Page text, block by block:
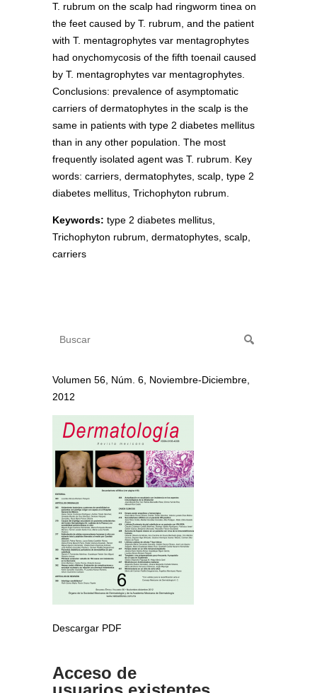
T. rubrum on the scalp had ringworm tinea on
the feet caused by T. rubrum, and the patient
with T. mentagrophytes var mentagrophytes
had onychomycosis of the fifth toenail caused
by T. mentagrophytes var mentagrophytes.
Conclusions: prevalence of asymptomatic
carriers of dermatophytes in the scalp is the
same in patients with type 2 diabetes mellitus
than in any other population. The most
frequently isolated agent was T. rubrum. Key
words: carriers, dermatophytes, scalp, type 2
diabetes mellitus, Trichophyton rubrum.
Keywords: type 2 diabetes mellitus,
Trichophyton rubrum, dermatophytes, scalp,
carriers
Volumen 56, Núm. 6, Noviembre-Diciembre,
2012
Descargar PDF
Acceso de